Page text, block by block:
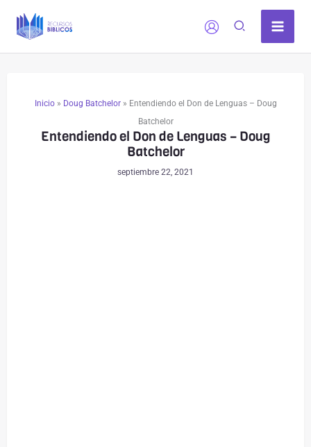
Inicio» Doug Batchelor» Entendiendo el Don de Lenguas – Doug
Batchelor
Entendiendo el Don de Lenguas – Doug
Batchelor
septiembre 22, 2021